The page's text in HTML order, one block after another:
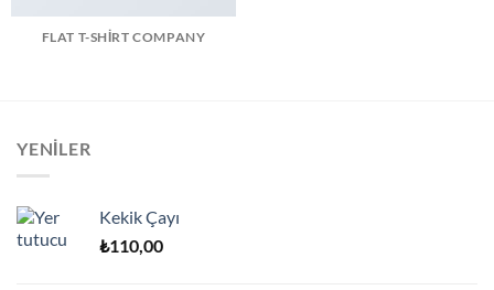
FLAT T-SHIRT COMPANY
YENILER
Kekik Çayı
₺110,00